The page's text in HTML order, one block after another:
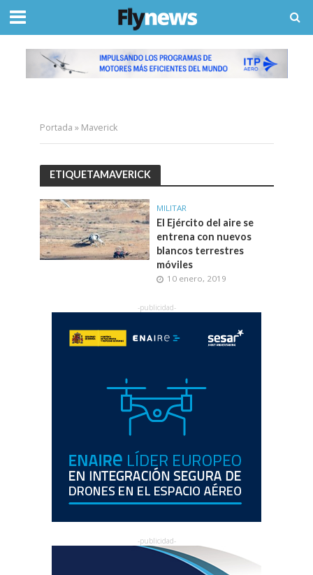
Portada » Maverick
ETIQUETAMAVERICK
MILITAR
El Ejército del aire se
entrena con nuevos
blancos terrestres
móviles
10 enero, 2019